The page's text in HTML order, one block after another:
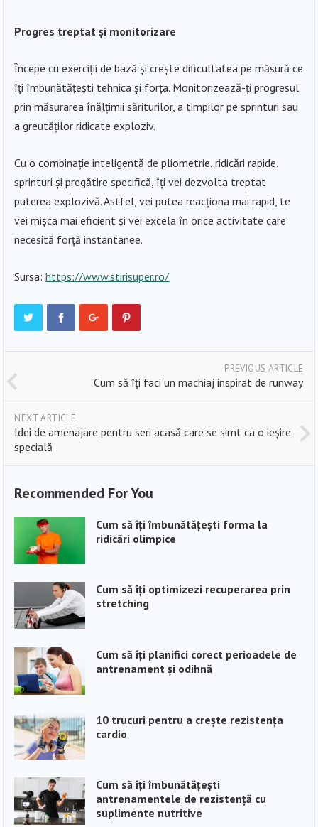
Progres treptat și monitorizare
Începe cu exerciții de bază și crește dificultatea pe măsură ce
îți îmbunătățești tehnica și forța. Monitorizează-ți progresul
prin măsurarea înălțimii săriturilor, a timpilor pe sprinturi sau
a greutăților ridicate exploziv.
Cu o combinație inteligentă de pliometrie, ridicări rapide,
sprinturi și pregătire specifică, îți vei dezvolta treptat
puterea explozivă. Astfel, vei putea reacționa mai rapid, te
vei mișca mai eficient și vei excela în orice activitate care
necesită forță instantanee.
Sursa:https://www.stirisuper.ro/
PREVIOUS ARTICLE
Cum să îți faci un machiaj inspirat de runway
NEXT ARTICLE
Idei de amenajare pentru seri acasă care se simt ca o ieșire
specială
Recommended For You
Cum să îți îmbunătățești forma la
ridicări olimpice
Cum să îți optimizezi recuperarea prin
stretching
Cum să îți planifici corect perioadele de
antrenament și odihnă
10 trucuri pentru a crește rezistența
cardio
Cum să îți îmbunătățești
antrenamentele de rezistență cu
suplimente nutritive